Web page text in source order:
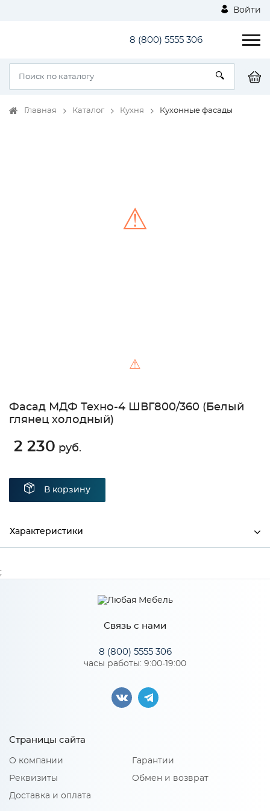
Войти
8 (800) 5555 306
Главная Каталог Кухня Кухонные фасады
⚠
⚠
Фасад МДФ Техно-4 ШВГ800/360 (Белый
глянец холодный)
2 230 руб.
В корзину
Характеристики
Связь с нами
8 (800) 5555 306
часы работы: 9:00-19:00
Страницы сайта
О компании
Реквизиты
Доставка и оплата
Гарантии
Обмен и возврат
;